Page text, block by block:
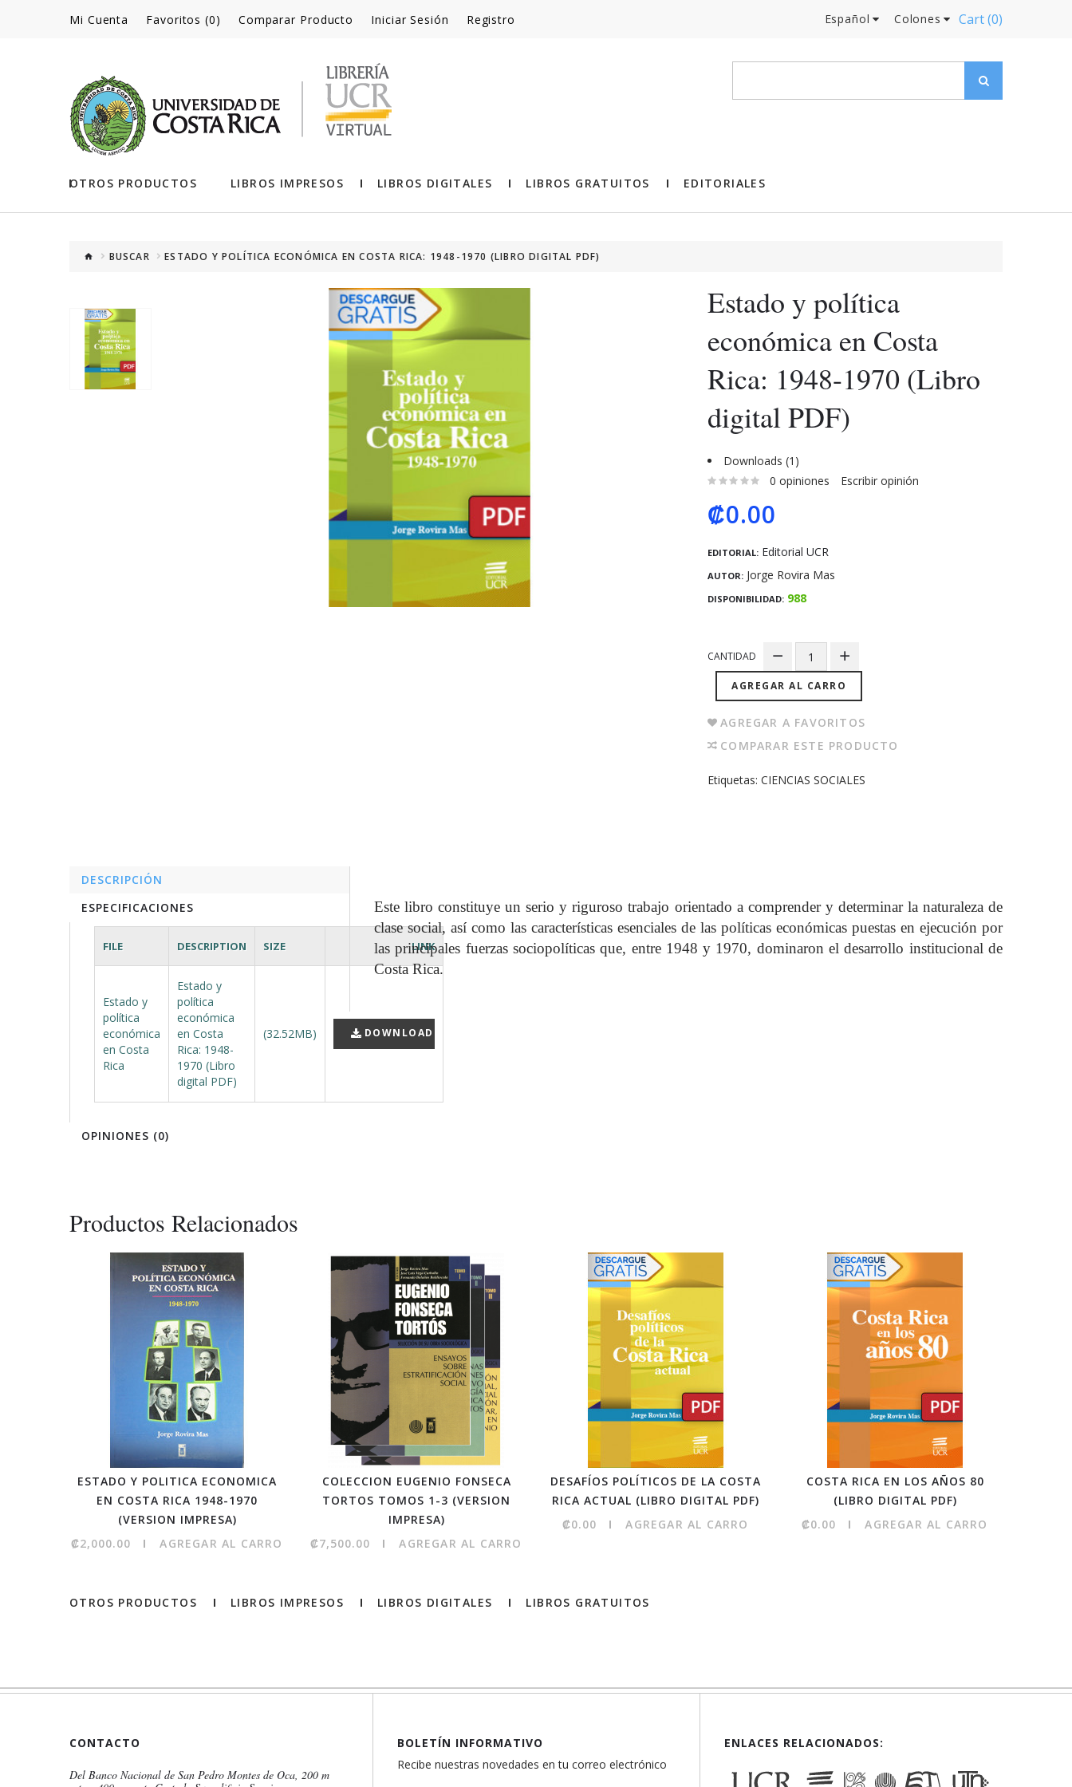
Mi Cuenta Favoritos (0) Comparar Producto Iniciar Sesión Registro Cart(0)
Colones
Español
OTROS PRODUCTOS LIBROS IMPRESOS LIBROS DIGITALES LIBROS GRATUITOS EDITORIALES
BUSCAR ESTADO Y POLÍTICA ECONÓMICA EN COSTA RICA: 1948-1970 (LIBRO DIGITAL PDF)
Estado y política
económica en Costa
Rica: 1948-1970 (Libro
digital PDF)
Downloads (1)
0 opiniones
Escribir opinión
₡0.00
EDITORIAL: Editorial UCR
AUTOR: Jorge Rovira Mas
DISPONIBILIDAD: 988
CANTIDAD
AGREGAR AL CARRO
AGREGAR A FAVORITOS
COMPARAR ESTE PRODUCTO
Etiquetas: CIENCIAS SOCIALES
DESCRIPCIÓN
ESPECIFICACIONES
FILE DESCRIPTION SIZE LINK
Estado y
política
económica
en Costa
Rica
Estado y
política
económica
en Costa
Rica: 1948-
1970 (Libro
digital PDF)
(32.52MB) DOWNLOAD
OPINIONES (0)
Este libro constituye un serio y riguroso trabajo orientado a comprender y determinar la naturaleza de
clase social, así como las características esenciales de las políticas económicas puestas en ejecución por
las principales fuerzas sociopolíticas que, entre 1948 y 1970, dominaron el desarrollo institucional de
Costa Rica.
Productos Relacionados
ESTADO Y POLITICA ECONOMICA
EN COSTA RICA 1948-1970
(VERSION IMPRESA)
₡2,000.00
AGREGAR AL CARRO
COLECCION EUGENIO FONSECA
TORTOS TOMOS 1-3 (VERSION
IMPRESA)
₡7,500.00
AGREGAR AL CARRO
DESAFÍOS POLÍTICOS DE LA COSTA
RICA ACTUAL (LIBRO DIGITAL PDF)
₡0.00
AGREGAR AL CARRO
COSTA RICA EN LOS AÑOS 80
(LIBRO DIGITAL PDF)
₡0.00
AGREGAR AL CARRO
OTROS PRODUCTOS LIBROS IMPRESOS LIBROS DIGITALES LIBROS GRATUITOS
CONTACTO
Del Banco Nacional de San Pedro Montes de Oca, 200 m
BOLETÍN INFORMATIVO
Recibe nuestras novedades en tu correo electrónico
ENLACES RELACIONADOS: